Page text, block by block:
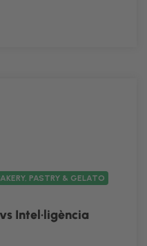
PASTRY & GELATO
Intel·ligència